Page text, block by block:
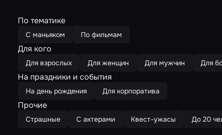
По тематике
С маньяком По фильмам
Для кого
Для взрослых Для женщин Для мужчин Для
На праздники и события
На день рождения Для корпоратива
Прочие
Страшные С актерами Квест-ужасы До 20